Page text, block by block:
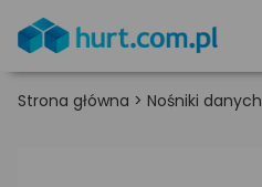
Strona główna > Nośniki danych